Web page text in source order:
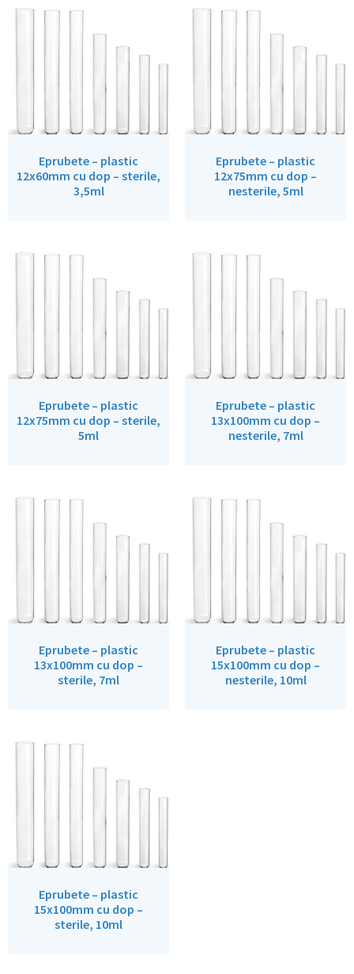
Eprubete – plastic
12x60mm cu dop – sterile,
3,5ml
Eprubete – plastic
12x75mm cu dop –
nesterile, 5ml
Eprubete – plastic
12x75mm cu dop – sterile,
5ml
Eprubete – plastic
13x100mm cu dop –
nesterile, 7ml
Eprubete – plastic
13x100mm cu dop –
sterile, 7ml
Eprubete – plastic
15x100mm cu dop –
nesterile, 10ml
Eprubete – plastic
15x100mm cu dop –
sterile, 10ml